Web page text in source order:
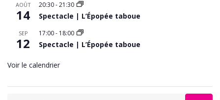
AOÛT
14
20:30-21:30
Spectacle | L’Épopée taboue
SEP
12
17:00- 18:00
Spectacle | L’Épopée taboue
Voir le calendrier